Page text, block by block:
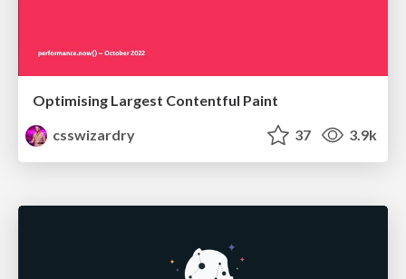
Optimising Largest Contentful Paint
csswizardry
37 3.9k